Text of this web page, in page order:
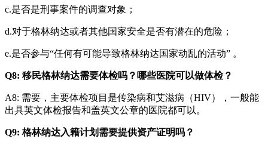
c.是否是刑事案件的调查对象；
d.对于格林纳达或者其他国家安全是否有潜在的危险；
e.是否参与“任何有可能导致格林纳达国家动乱的活动” 。
Q8: 移民格林纳达需要体检吗？哪些医院可以做体检？
A8: 需要，主要体检项目是传染病和艾滋病（HIV），一般能
出具英文体检报告和盖英文公章的医院都可以。
Q9: 格林纳达入籍计划需要提供资产证明吗？